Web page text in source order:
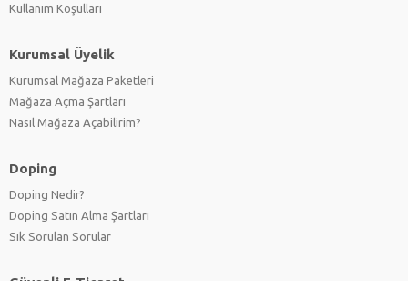
Kullanım Koşulları
Kurumsal Üyelik
Kurumsal Mağaza Paketleri
Mağaza Açma Şartları
Nasıl Mağaza Açabilirim?
Doping
Doping Nedir?
Doping Satın Alma Şartları
Sık Sorulan Sorular